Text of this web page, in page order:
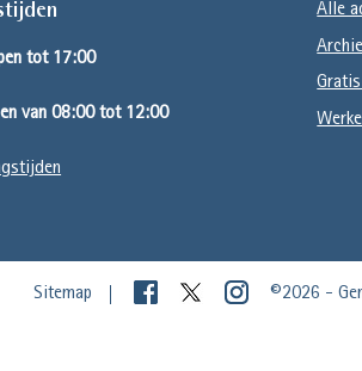
tot 17:00
van 08:00 tot 12:00
Alle
Sitemap ©2026 -